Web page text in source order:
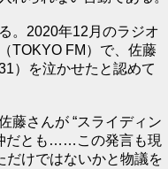
。2020年12月のラジオ
TOKYO FM）で、佐藤
）を泣かせたと認めて
藤さんが “スライディン
だとも……この発言も現
だけではないかと物議を